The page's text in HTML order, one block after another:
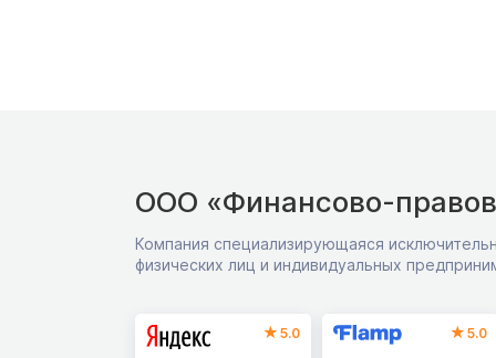
ООО «Финансово-
Компания специализирующаяся
физических лиц и индивидуальных
5.0 5.0